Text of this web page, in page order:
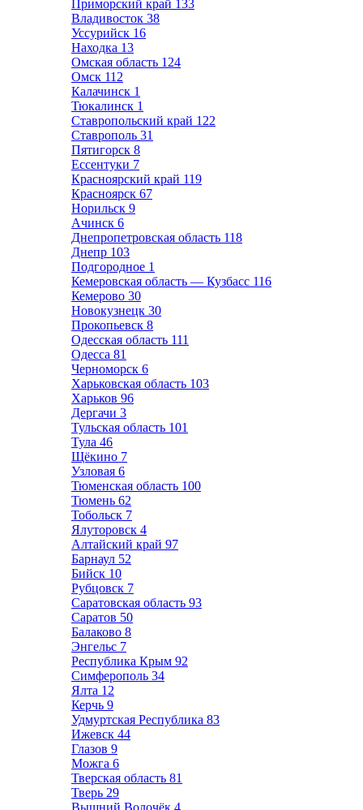
Приморский край 133
Владивосток 38
Уссурийск 16
Находка 13
Омская область 124
Омск 112
Калачинск 1
Тюкалинск 1
Ставропольский край 122
Ставрополь 31
Пятигорск 8
Ессентуки 7
Красноярский край 119
Красноярск 67
Норильск 9
Ачинск 6
Днепропетровская область 118
Днепр 103
Подгородное 1
Кемеровская область — Кузбасс 116
Кемерово 30
Новокузнецк 30
Прокопьевск 8
Одесская область 111
Одесса 81
Черноморск 6
Харьковская область 103
Харьков 96
Дергачи 3
Тульская область 101
Тула 46
Щёкино 7
Узловая 6
Тюменская область 100
Тюмень 62
Тобольск 7
Ялуторовск 4
Алтайский край 97
Барнаул 52
Бийск 10
Рубцовск 7
Саратовская область 93
Саратов 50
Балаково 8
Энгельс 7
Республика Крым 92
Симферополь 34
Ялта 12
Керчь 9
Удмуртская Республика 83
Ижевск 44
Глазов 9
Можга 6
Тверская область 81
Тверь 29
Вышний Волочёк 4